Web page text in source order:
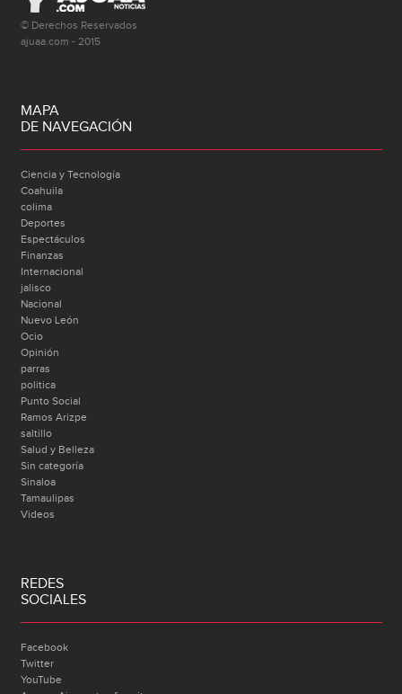
© Derechos Reservados
ajuaa.com - 2015
MAPA
DE NAVEGACIÓN
Ciencia y Tecnología
Coahuila
colima
Deportes
Espectáculos
Finanzas
Internacional
jalisco
Nacional
Nuevo León
Ocio
Opinión
parras
politica
Punto Social
Ramos Arizpe
saltillo
Salud y Belleza
Sin categoría
Sinaloa
Tamaulipas
Videos
REDES
SOCIALES
Facebook
Twitter
YouTube